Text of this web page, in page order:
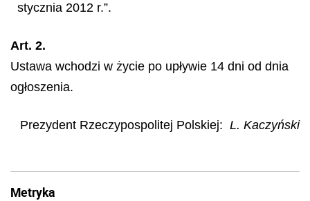
stycznia 2012 r.”.
Art. 2.
Ustawa wchodzi w życie po upływie 14 dni od dnia
ogłoszenia.
Prezydent Rzeczypospolitej Polskiej: L. Kaczyński
Metryka